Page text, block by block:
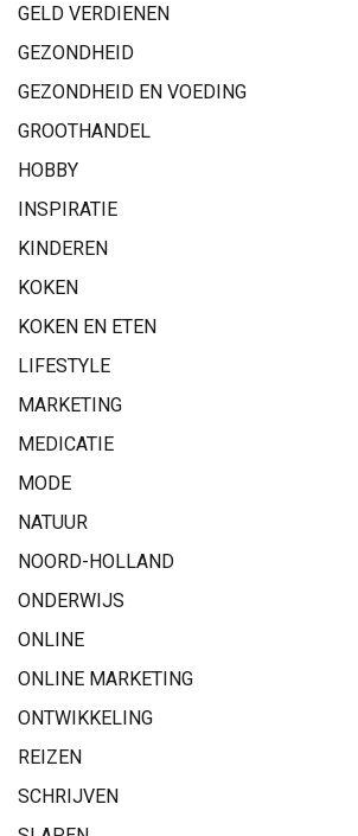
GELD VERDIENEN
GEZONDHEID
GEZONDHEID EN VOEDING
GROOTHANDEL
HOBBY
INSPIRATIE
KINDEREN
KOKEN
KOKEN EN ETEN
LIFESTYLE
MARKETING
MEDICATIE
MODE
NATUUR
NOORD-HOLLAND
ONDERWIJS
ONLINE
ONLINE MARKETING
ONTWIKKELING
REIZEN
SCHRIJVEN